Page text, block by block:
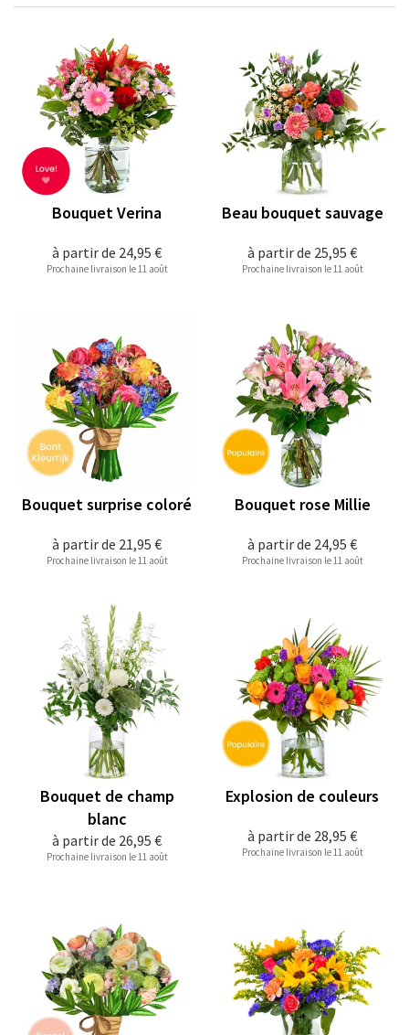
à partir de 24,95 €
Bouquet Verina
Prochaine livraison le 11 août
à partir de 25,95 €
Beau bouquet sauvage
Prochaine livraison le 11 août
à partir de 21,95 €
Bouquet surprise coloré
Prochaine livraison le 11 août
à partir de 24,95 €
Bouquet rose Millie
Prochaine livraison le 11 août
à partir de 26,95 €
Bouquet de champ
blanc
Prochaine livraison le 11 août
à partir de 28,95 €
Explosion de couleurs
Prochaine livraison le 11 août